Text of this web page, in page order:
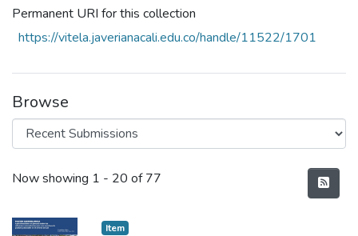
Permanent URI for this collection
https://vitela.javerianacali.edu.co/handle/11522/1701
Browse
Recent Submissions
Now showing 1 - 20 of 77
Item